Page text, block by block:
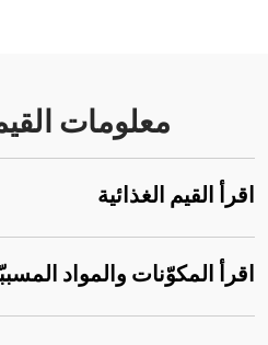
معلومات
اقرأ القيم الغذائية
اقرأ المكوّنات والمواد